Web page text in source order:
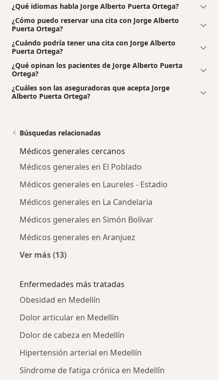
¿Qué idiomas habla Jorge Alberto Puerta Ortega?
¿Cómo puedo reservar una cita con Jorge Alberto
Puerta Ortega?
¿Cuándo podría tener una cita con Jorge Alberto
Puerta Ortega?
¿Qué opinan los pacientes de Jorge Alberto Puerta
Ortega?
¿Cuáles son las aseguradoras que acepta Jorge
Alberto Puerta Ortega?
Búsquedas relacionadas
Médicos generales cercanos
Médicos generales en El Poblado
Médicos generales en Laureles - Estadio
Médicos generales en La Candelaria
Médicos generales en Simón Bolívar
Médicos generales en Aranjuez
Ver más (13)
Enfermedades más tratadas
Obesidad en Medellín
Dolor articular en Medellín
Dolor de cabeza en Medellín
Hipertensión arterial en Medellín
Síndrome de fatiga crónica en Medellín